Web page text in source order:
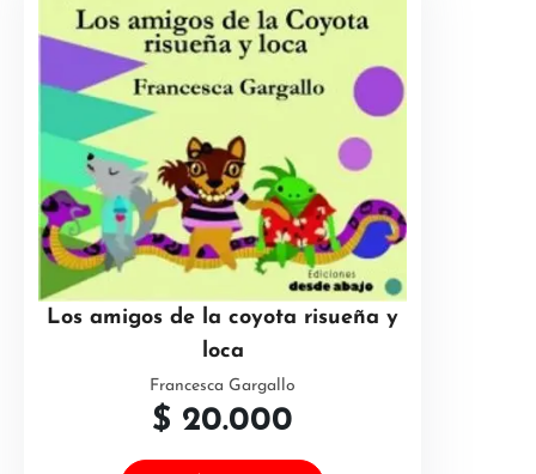
Los amigos de la coyota risueña y
loca
Francesca Gargallo
$ 20.000